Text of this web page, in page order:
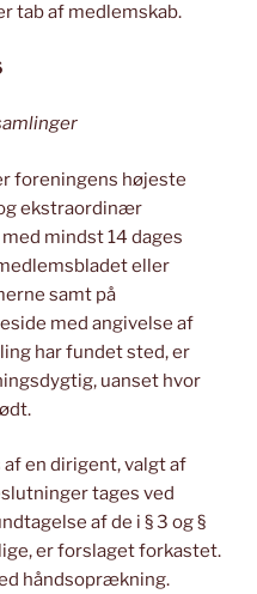
tab af medlemskab.
foreningens højeste
ekstraordinær
mindst 14 dages
eller
samt på
med angivelse af
har fundet sted, er
uanset hvor
en dirigent, valgt af
tages ved
af de i § 3 og §
er forslaget forkastet.
håndsoprækning.